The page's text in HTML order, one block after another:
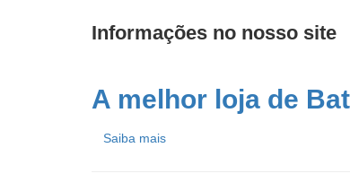
Informações no nosso site
A melhor loja de
Saiba mais